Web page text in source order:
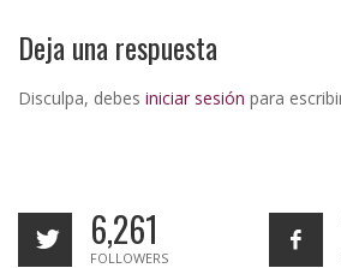
Deja una respuesta
Disculpa, debes iniciar sesión para
6,261
FOLLOWERS